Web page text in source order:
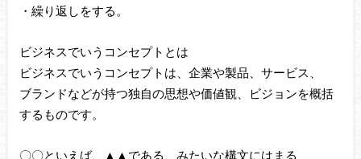
・繰り返しをする。
ビジネスでいうコンセプトとは
ビジネスでいうコンセプトは、企業や製品、サービス、
ブランドなどが持つ独自の思想や価値観、ビジョンを概括
するものです。
〇〇といえば、▲▲である、みたいな構文にはまる